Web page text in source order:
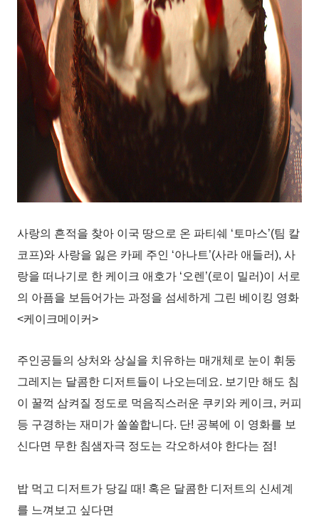
사랑의 흔적을 찾아 이국 땅으로 온 파티쉐 ‘토마스’(팀 칼
코프)와 사랑을 잃은 카페 주인 ‘아나트’(사라 애들러), 사
랑을 떠나기로 한 케이크 애호가 ‘오렌’(로이 밀러)이 서로
의 아픔을 보듬어가는 과정을 섬세하게 그린 베이킹 영화
<케이크메이커>
주인공들의 상처와 상실을 치유하는 매개체로 눈이 휘둥
그레지는 달콤한 디저트들이 나오는데요. 보기만 해도 침
이 꿀꺽 삼켜질 정도로 먹음직스러운 쿠키와 케이크, 커피
등 구경하는 재미가 쏠쏠합니다. 단! 공복에 이 영화를 보
신다면 무한 침샘자극 정도는 각오하셔야 한다는 점!
밥 먹고 디저트가 당길 때! 혹은 달콤한 디저트의 신세계
를 느껴보고 싶다면